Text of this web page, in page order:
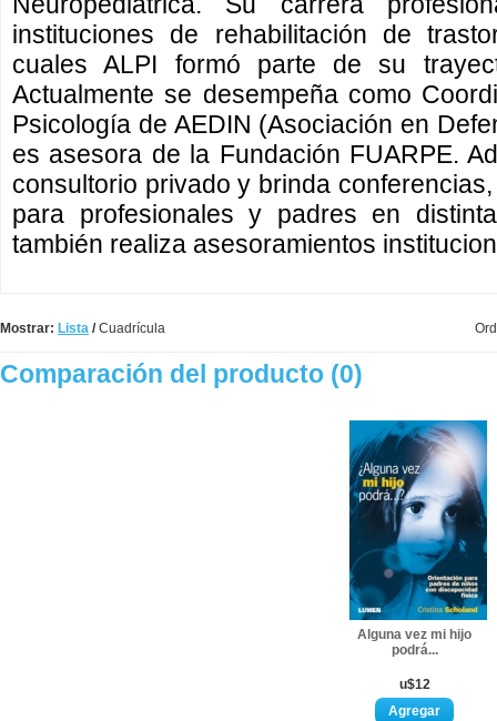
instituciones de rehabilitación de
cuales ALPI formó parte de su
Actualmente se desempeña como
Psicología de AEDIN (Asociación en
es asesora de la Fundación FUARPE.
consultorio privado y brinda
para profesionales y padres en
también realiza asesoramientos
Mostrar: Lista /Cuadrícula
Comparación del producto (0)
Alguna vez mi hijo
podrá...
u$12